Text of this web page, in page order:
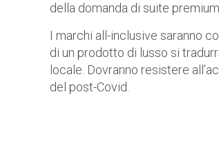
della domanda di suite
I marchi all-inclusive saranno
di un prodotto di lusso si
locale. Dovranno resistere
del post-Covid.